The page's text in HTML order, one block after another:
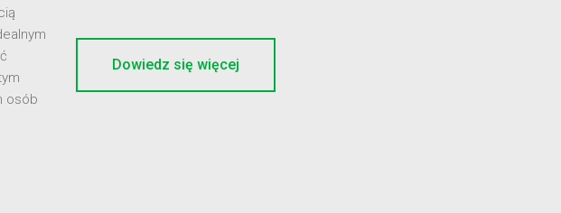
osób
Dowiedz się więcej